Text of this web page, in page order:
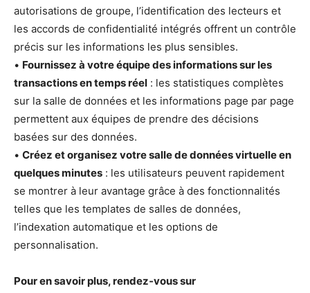
autorisations de groupe, l’identification des lecteurs et
les accords de confidentialité intégrés offrent un contrôle
précis sur les informations les plus sensibles.
• Fournissez à votre équipe des informations sur les
transactions en temps réel : les statistiques complètes
sur la salle de données et les informations page par page
permettent aux équipes de prendre des décisions
basées sur des données.
• Créez et organisez votre salle de données virtuelle en
quelques minutes : les utilisateurs peuvent rapidement
se montrer à leur avantage grâce à des fonctionnalités
telles que les templates de salles de données,
l’indexation automatique et les options de
personnalisation.
Pour en savoir plus, rendez‑vous sur